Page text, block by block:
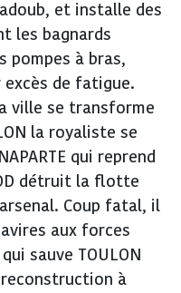
et installe des
les bagnards
pompes à bras,
de fatigue.
ville se transforme
la royaliste se
qui reprend
détruit la flotte
Coup fatal, il
aux forces
sauve TOULON
à